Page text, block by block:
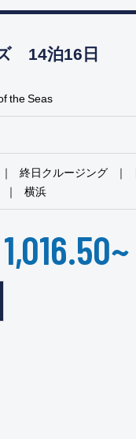
14泊16日
the Seas
終日クルージング
横浜
1,016.50~